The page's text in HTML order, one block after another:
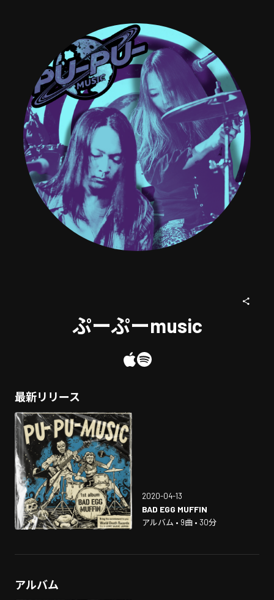
ぷーぷーmusic
最新リリース
2020-04-13
BAD EGG MUFFIN
アルバム • 9曲 • 30分
アルバム